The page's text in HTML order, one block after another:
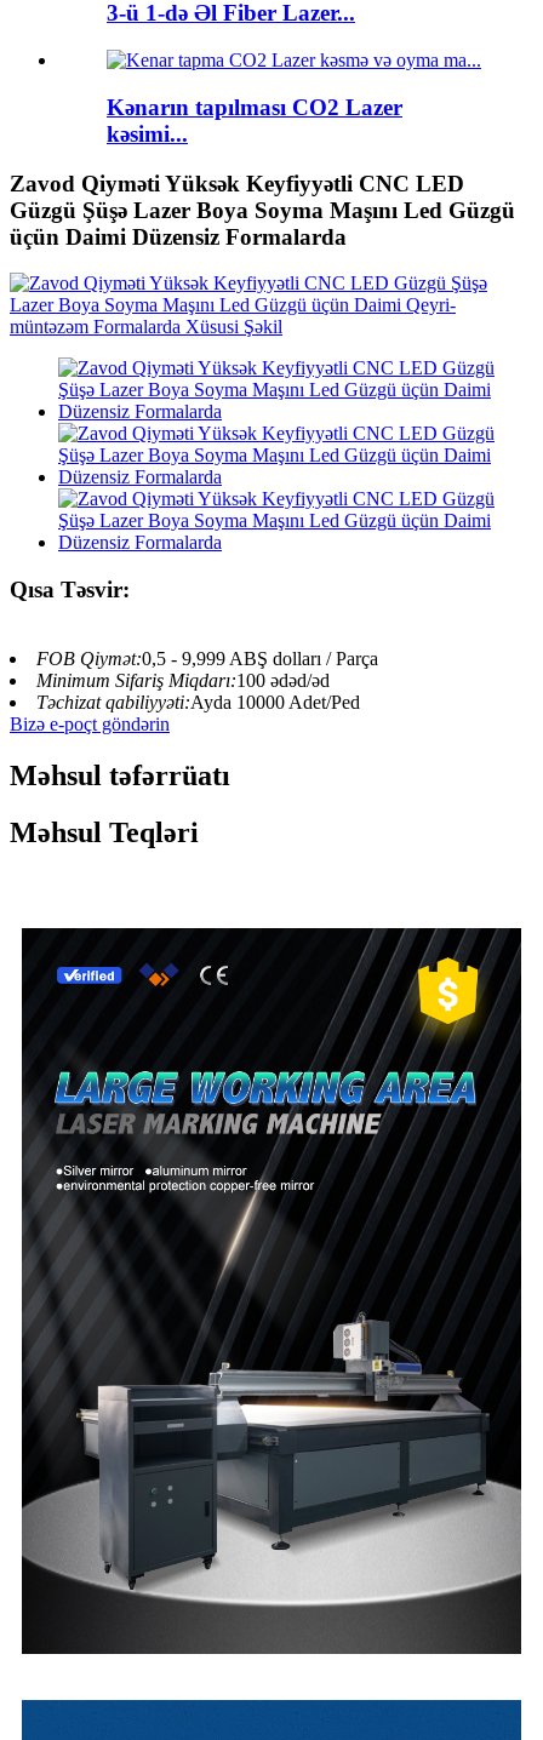
3-ü 1-də Əl Fiber Lazer...
Kənarın tapılması CO2 Lazer
kəsimi...
Zavod Qiyməti Yüksək Keyfiyyətli CNC LED
Güzgü Şüşə Lazer Boya Soyma Maşını Led Güzgü
üçün Daimi Düzensiz Formalarda
Qısa Təsvir:
FOB Qiymət:0,5 - 9,999 ABŞ dolları / Parça
Minimum Sifariş Miqdarı:100 ədəd/əd
Təchizat qabiliyyəti:Ayda 10000 Adet/Ped
Bizə e-poçt göndərin
Məhsul təfərrüatı
Məhsul Teqləri